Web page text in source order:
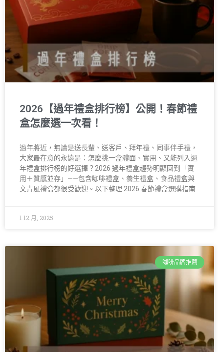
2026【過年禮盒排行榜】公開！春節禮
盒怎麼選一次看！
過年將近，無論是送長輩、送客戶、拜年禮、同事伴手禮，
大家最在意的永遠是：怎麼挑一盒體面、實用、又能列入過
年禮盒排行榜的好選擇？2026 過年禮盒趨勢明顯回到「實
用＋質感並存」——包含咖啡禮盒、養生禮盒、食品禮盒與
文青風禮盒都很受歡迎。以下整理 2026 春節禮盒選購指南
1 12 月, 2025
咖啡品牌推薦